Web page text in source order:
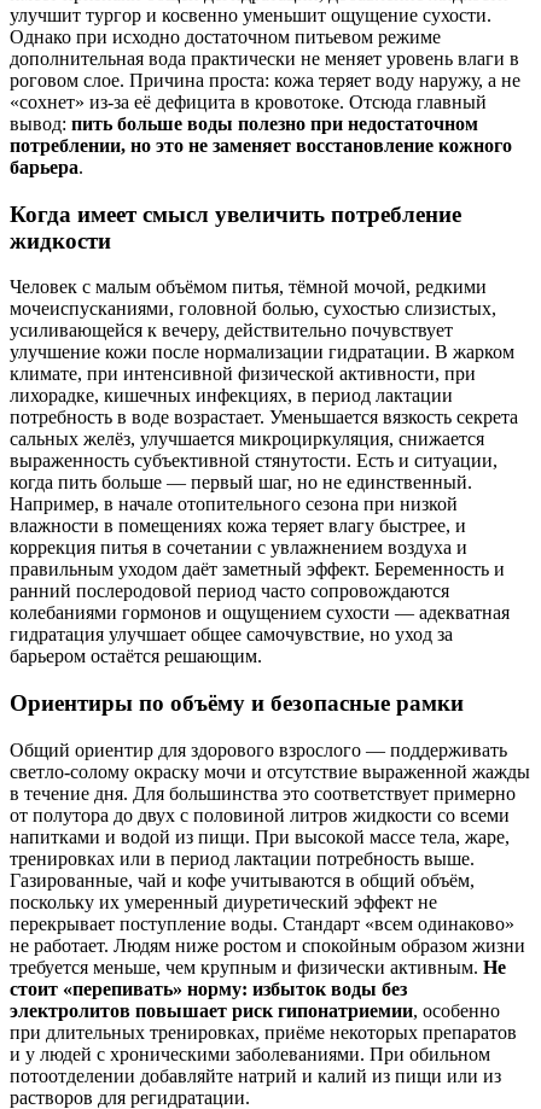
улучшит тургор и косвенно уменьшит ощущение сухости.
Однако при исходно достаточном питьевом режиме
дополнительная вода практически не меняет уровень влаги в
роговом слое. Причина проста: кожа теряет воду наружу, а не
«сохнет» из-за её дефицита в кровотоке. Отсюда главный
вывод: пить больше воды полезно при недостаточном
потреблении, но это не заменяет восстановление кожного
барьера.
Когда имеет смысл увеличить потребление
жидкости
Человек с малым объёмом питья, тёмной мочой, редкими
мочеиспусканиями, головной болью, сухостью слизистых,
усиливающейся к вечеру, действительно почувствует
улучшение кожи после нормализации гидратации. В жарком
климате, при интенсивной физической активности, при
лихорадке, кишечных инфекциях, в период лактации
потребность в воде возрастает. Уменьшается вязкость секрета
сальных желёз, улучшается микроциркуляция, снижается
выраженность субъективной стянутости. Есть и ситуации,
когда пить больше — первый шаг, но не единственный.
Например, в начале отопительного сезона при низкой
влажности в помещениях кожа теряет влагу быстрее, и
коррекция питья в сочетании с увлажнением воздуха и
правильным уходом даёт заметный эффект. Беременность и
ранний послеродовой период часто сопровождаются
колебаниями гормонов и ощущением сухости — адекватная
гидратация улучшает общее самочувствие, но уход за
барьером остаётся решающим.
Ориентиры по объёму и безопасные рамки
Общий ориентир для здорового взрослого — поддерживать
светло-солому окраску мочи и отсутствие выраженной жажды
в течение дня. Для большинства это соответствует примерно
от полутора до двух с половиной литров жидкости со всеми
напитками и водой из пищи. При высокой массе тела, жаре,
тренировках или в период лактации потребность выше.
Газированные, чай и кофе учитываются в общий объём,
поскольку их умеренный диуретический эффект не
перекрывает поступление воды. Стандарт «всем одинаково»
не работает. Людям ниже ростом и спокойным образом жизни
требуется меньше, чем крупным и физически активным. Не
стоит «перепивать» норму: избыток воды без
электролитов повышает риск гипонатриемии, особенно
при длительных тренировках, приёмe некоторых препаратов
и у людей с хроническими заболеваниями. При обильном
потоотделении добавляйте натрий и калий из пищи или из
растворов для регидратации.